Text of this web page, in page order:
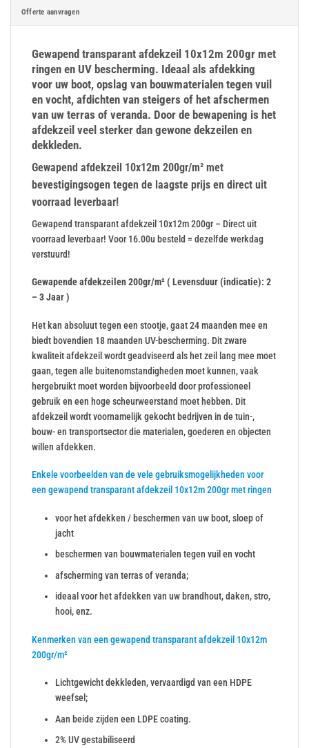
Offerte aanvragen
Gewapend transparant afdekzeil 10x12m 200gr met
ringen en UV bescherming. Ideaal als afdekking
voor uw boot, opslag van bouwmaterialen tegen vuil
en vocht, afdichten van steigers of het afschermen
van uw terras of veranda. Door de bewapening is het
afdekzeil veel sterker dan gewone dekzeilen en
dekkleden.
Gewapend afdekzeil 10x12m 200gr/m² met
bevestigingsogen tegen de laagste prijs en direct uit
voorraad leverbaar!
Gewapend transparant afdekzeil 10x12m 200gr – Direct uit
voorraad leverbaar! Voor 16.00u besteld = dezelfde werkdag
verstuurd!
Gewapende afdekzeilen 200gr/m² ( Levensduur (indicatie): 2
– 3 Jaar )
Het kan absoluut tegen een stootje, gaat 24 maanden mee en
biedt bovendien 18 maanden UV-bescherming. Dit zware
kwaliteit afdekzeil wordt geadviseerd als het zeil lang mee moet
gaan, tegen alle buitenomstandigheden moet kunnen, vaak
hergebruikt moet worden bijvoorbeeld door professioneel
gebruik en een hoge scheurweerstand moet hebben. Dit
afdekzeil wordt voornamelijk gekocht bedrijven in de tuin-,
bouw- en transportsector die materialen, goederen en objecten
willen afdekken.
Enkele voorbeelden van de vele gebruiksmogelijkheden voor
een gewapend transparant afdekzeil 10x12m 200gr met ringen
voor het afdekken / beschermen van uw boot, sloep of
jacht
beschermen van bouwmaterialen tegen vuil en vocht
afscherming van terras of veranda;
ideaal voor het afdekken van uw brandhout, daken, stro,
hooi, enz.
Kenmerken van een gewapend transparant afdekzeil 10x12m
200gr/m²
Lichtgewicht dekkleden, vervaardigd van een HDPE
weefsel;
Aan beide zijden een LDPE coating.
2% UV gestabiliseerd